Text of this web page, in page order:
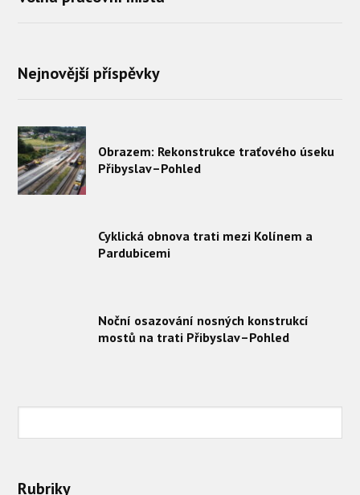
Nejnovější příspěvky
Obrazem: Rekonstrukce traťového úseku
Přibyslav–Pohled
Cyklická obnova trati mezi Kolínem a
Pardubicemi
Noční osazování nosných konstrukcí
mostů na trati Přibyslav–Pohled
Rubriky